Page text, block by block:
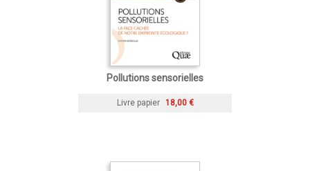
Pollutions sensorielles
Livre papier 18,00 €